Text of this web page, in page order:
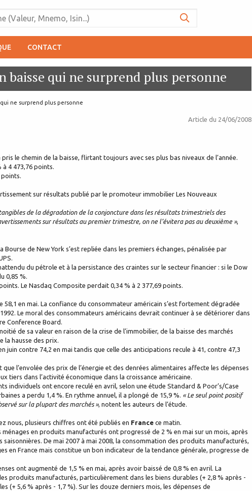
CONTACT
baisse qui ne surprend plus personne
ne surprend plus personne
Article du 24/06/2008
le chemin de la baisse, flirtant toujours avec ses plus bas niveaux de l’année.
à 4 473,76 points.
points.
sur résultats publié par le promoteur immobilier Les Nouveaux
de la dégradation de la conjoncture dans les résultats trimestriels des
sur résultats au premier trimestre, on ne l’évitera pas au deuxième »,
de New York s’est repliée dans les premiers échanges, pénalisée par
du pétrole et à la persistance des craintes sur le secteur financier : si le Dow
0,85 %.
Le Nasdaq Composite perdait 0,34 % à 2 377,69 points.
58,1 en mai. La confiance du consommateur américain s’est fortement dégradée
Le moral des consommateurs américains devrait continuer à se détériorer dans
Conference Board.
de sa valeur en raison de la crise de l’immobilier, de la baisse des marchés
la hausse des prix.
juin contre 74,2 en mai tandis que celle des anticipations recule à 41, contre 47,3
l’envolée des prix de l’énergie et des denrées alimentaires affecte les dépenses
tiers dans l’activité économique dans la croissance américaine.
individuels ont encore reculé en avril, selon une étude Standard & Poor’s/Case
a perdu 1,4 %. En rythme annuel, il a plongé de 15,9 %. « Le seul point positif
sur la plupart des marchés », notent les auteurs de l’étude.
nous, plusieurs chiffres ont été publiés en France ce matin.
en produits manufacturés ont progressé de 2 % en mai sur un mois, après
De mai 2007 à mai 2008, la consommation des produits manufacturés,
en France mais constitue un bon indicateur de la tendance générale, progresse de
ont augmenté de 1,5 % en mai, après avoir baissé de 0,8 % en avril. La
produits manufacturés, particulièrement dans les biens durables (+ 2,8 % après -
(+ 5,6 % après - 1,7 %). Sur les douze derniers mois, les dépenses de